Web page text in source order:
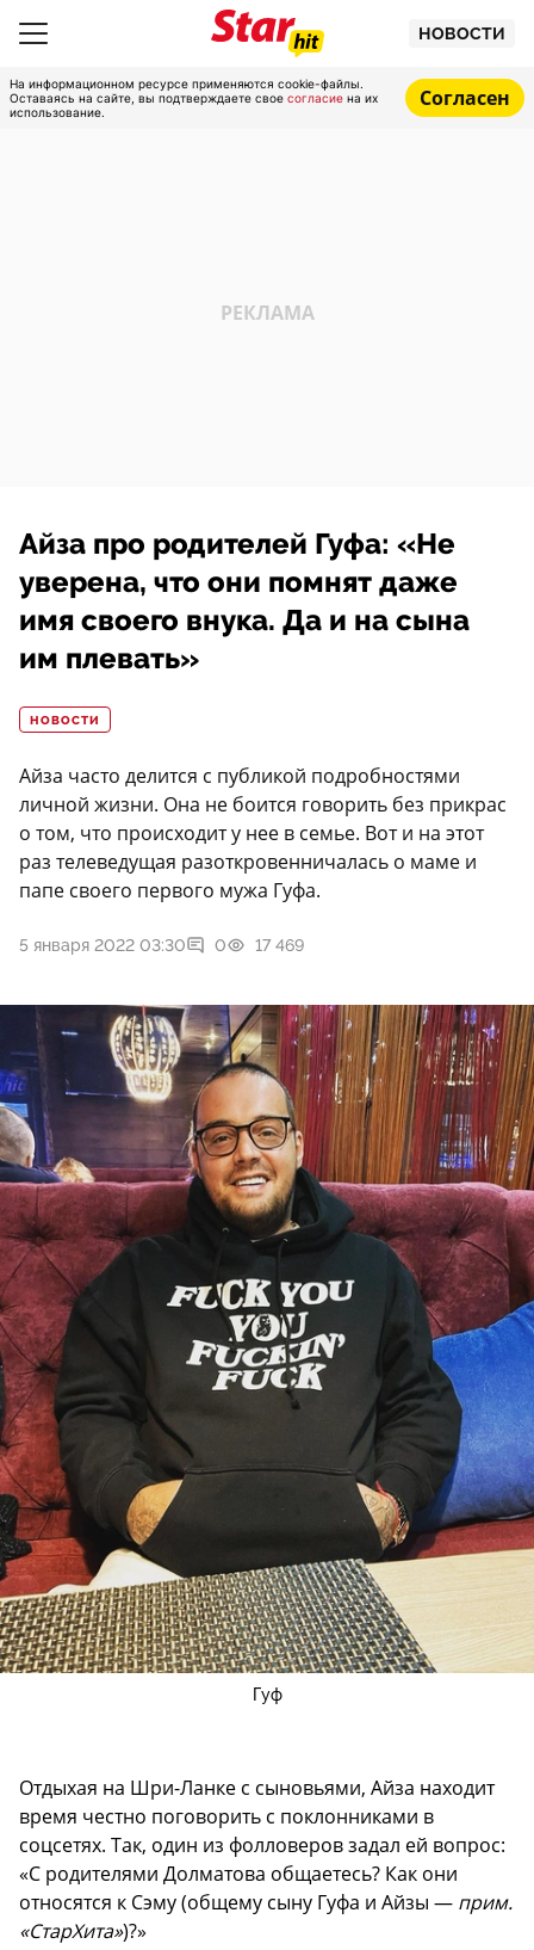
НОВОСТИ
На информационном ресурсе применяются cookie-файлы.
Оставаясь на сайте, вы подтверждаете свое согласие на их
использование.
Согласен
Айза про родителей Гуфа: «Не
уверена, что они помнят даже
имя своего внука. Да и на сына
им плевать»
НОВОСТИ
Айза часто делится с публикой подробностями
личной жизни. Она не боится говорить без прикрас
о том, что происходит у нее в семье. Вот и на этот
раз телеведущая разоткровенничалась о маме и
папе своего первого мужа Гуфа.
5 января 2022 03:30 0 17 469
Гуф
Отдыхая на Шри-Ланке с сыновьями, Айза находит
время честно поговорить с поклонниками в
соцсетях. Так, один из фолловеров задал ей вопрос:
«С родителями Долматова общаетесь? Как они
относятся к Сэму (общему сыну Гуфа и Айзы — прим.
«СтарХита»)?»